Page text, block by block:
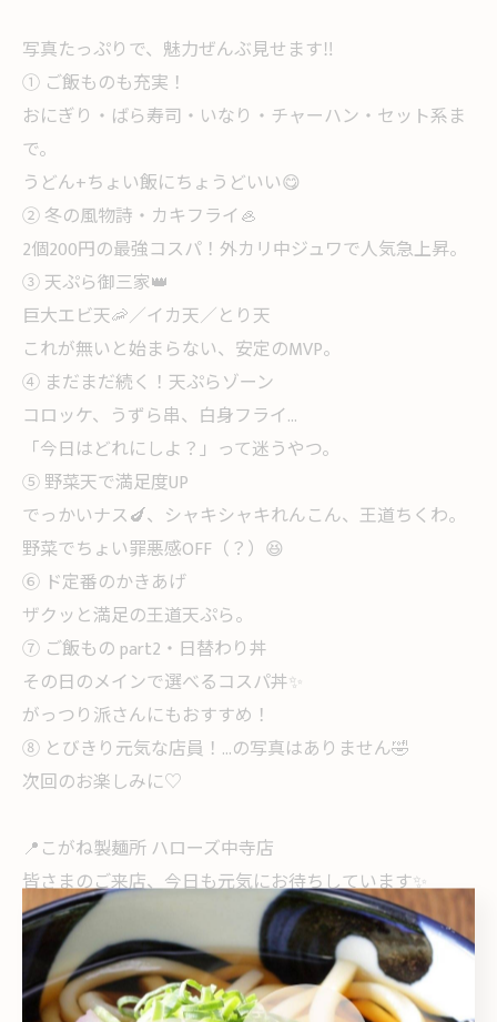
写真たっぷりで、魅力ぜんぶ見せます‼️
① ご飯ものも充実！
おにぎり・ばら寿司・いなり・チャーハン・セット系ま
で。
うどん+ちょい飯にちょうどいい😋
② 冬の風物詩・カキフライ🦪
2個200円の最強コスパ！外カリ中ジュワで人気急上昇。
③ 天ぷら御三家👑
巨大エビ天🦐／イカ天／とり天
これが無いと始まらない、安定のMVP。
④ まだまだ続く！天ぷらゾーン
コロッケ、うずら串、白身フライ…
「今日はどれにしよ？」って迷うやつ。
⑤ 野菜天で満足度UP
でっかいナス🍆、シャキシャキれんこん、王道ちくわ。
野菜でちょい罪悪感OFF（？）😆
⑥ ド定番のかきあげ
ザクッと満足の王道天ぷら。
⑦ ご飯もの part2・日替わり丼
その日のメインで選べるコスパ丼✨
がっつり派さんにもおすすめ！
⑧ とびきり元気な店員！…の写真はありません🤣
次回のお楽しみに♡
📍こがね製麺所 ハローズ中寺店
皆さまのご来店、今日も元気にお待ちしています✨
#冬メニュー
#おでんの季節
#おでんといえば